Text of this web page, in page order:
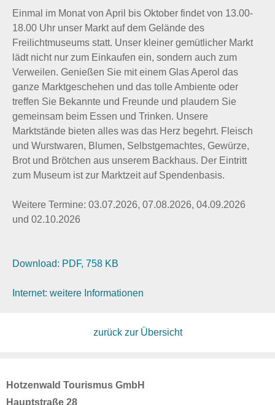
Einmal im Monat von April bis Oktober findet von 13.00-
18.00 Uhr unser Markt auf dem Gelände des
Freilichtmuseums statt. Unser kleiner gemütlicher Markt
lädt nicht nur zum Einkaufen ein, sondern auch zum
Verweilen. Genießen Sie mit einem Glas Aperol das
ganze Marktgeschehen und das tolle Ambiente oder
treffen Sie Bekannte und Freunde und plaudern Sie
gemeinsam beim Essen und Trinken. Unsere
Marktstände bieten alles was das Herz begehrt. Fleisch
und Wurstwaren, Blumen, Selbstgemachtes, Gewürze,
Brot und Brötchen aus unserem Backhaus. Der Eintritt
zum Museum ist zur Marktzeit auf Spendenbasis.
Weitere Termine: 03.07.2026, 07.08.2026, 04.09.2026
und 02.10.2026
Download: PDF, 758 KB
Internet: weitere Informationen
zurück zur Übersicht
Hotzenwald Tourismus GmbH
Hauptstraße 28